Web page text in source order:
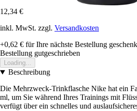
12,34 €
inkl. MwSt. zzgl. Versandkosten
+0,62 € für Ihre nächste Bestellung
Bestellung gutgeschrieben
Loading...
Beschreibung
Die Mehrzweck-Trinkflasche Nike hat ein
ml, um Sie während Ihres Trainings mit
verfügt über ein schnelles und